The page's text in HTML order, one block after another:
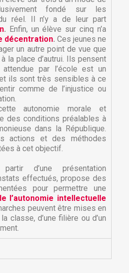
d'envies ×
liste
d'envies ×
×
pour ajouter des produits
Connexion
fondé sur les
réel. Il n’y a de leur part
. Enfin, un élève sur cinq n’a
décentration. Ces jeunes ne
un autre point de vue que
la place d’autrui. Ils pensent
par l’école est un
ils sont très sensibles à ce
comme de l’injustice ou
autonomie morale et
des conditions préalables à
dans la République.
actions et des méthodes
à cet objectif.
d’une présentation
effectués, propose des
pour permettre une
l’autonomie intellectuelle
peuvent être mises en
classe, d’une filière ou d’un